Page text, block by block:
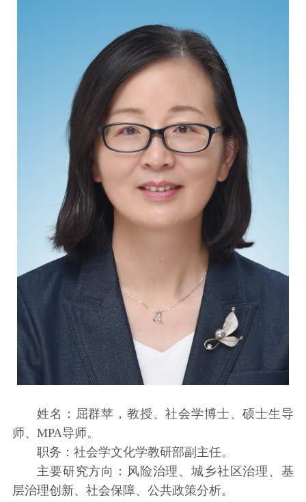
姓名：屈群苹，教授、社会学博士、硕士生导
师、MPA导师。
职务：社会学文化学教研部副主任。
主要研究方向：风险治理、城乡社区治理、基
层治理创新、社会保障、公共政策分析。